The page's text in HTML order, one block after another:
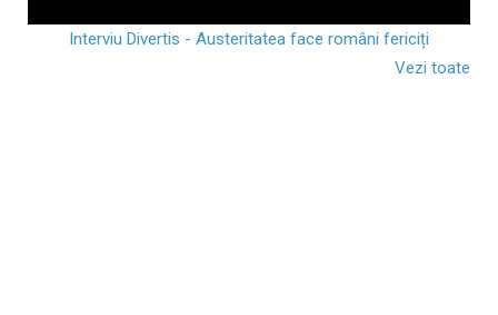
Interviu Divertis - Austeritatea face români fericiți
Vezi toate